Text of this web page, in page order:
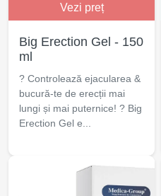
Vezi preț
Big Erection Gel - 150
ml
? Controlează ejacularea &
bucură-te de erecții mai
lungi și mai puternice! ? Big
Erection Gel e...